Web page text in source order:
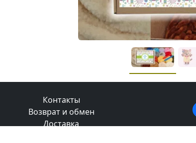
Контакты
Возврат и обмен
Доставка